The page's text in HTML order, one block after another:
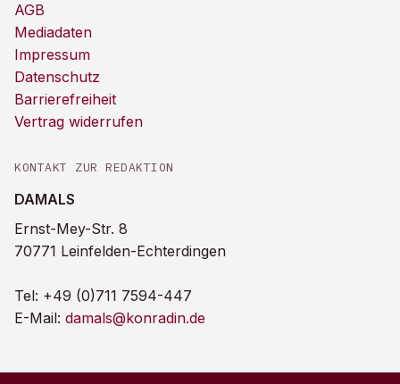
AGB
Mediadaten
Impressum
Datenschutz
Barrierefreiheit
Vertrag widerrufen
KONTAKT ZUR REDAKTION
DAMALS
Ernst-Mey-Str. 8
70771 Leinfelden-Echterdingen
Tel: +49 (0)711 7594-447
E-Mail: damals@konradin.de